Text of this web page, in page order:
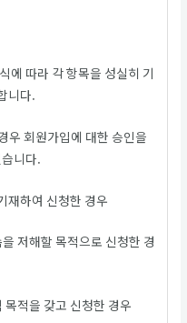
에 따라 각 항목을 성실히 기
니다.
우 회원가입에 대한 승인을
니다.
재하여 신청한 경우
저해할 목적으로 신청한 경
적을 갖고 신청한 경우